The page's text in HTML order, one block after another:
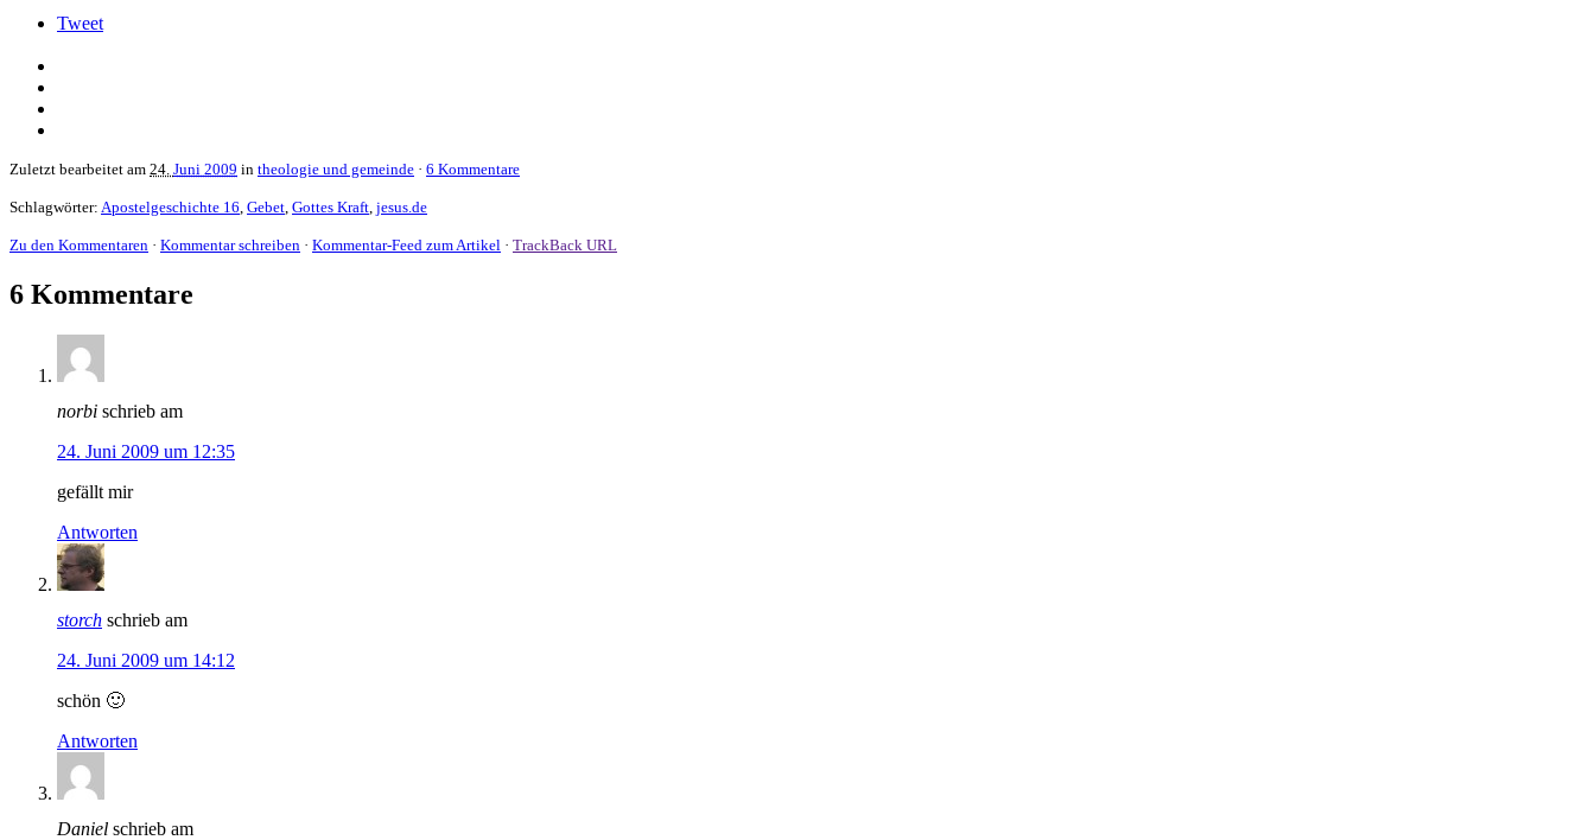
Tweet
Zuletzt bearbeitet am 24. Juni 2009 in theologie und gemeinde · 6 Kommentare
Schlagwörter: Apostelgeschichte 16 Gebet Gottes Kraft jesus.de
Zu den Kommentaren · Kommentar schreiben · Kommentar-Feed zum Artikel · TrackBack URL
6 Kommentare
norbi schrieb am
24. Juni 2009 um 12:35
gefällt mir
Antworten
storch schrieb am
24. Juni 2009 um 14:12
schön 🙂
Antworten
Daniel schrieb am